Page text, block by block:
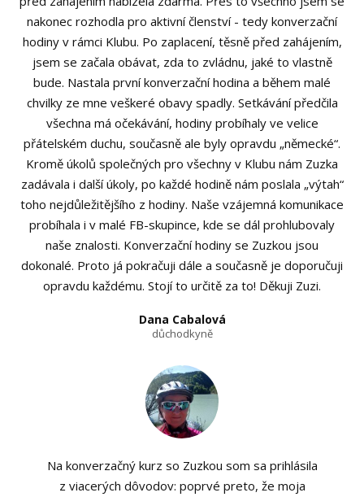
nakonec rozhodla pro aktivní členství - tedy konverzační
hodiny v rámci Klubu. Po zaplacení, těsně před zahájením,
jsem se začala obávat, zda to zvládnu, jaké to vlastně
bude. Nastala první konverzační hodina a během malé
chvilky ze mne veškeré obavy spadly. Setkávání předčila
všechna má očekávání, hodiny probíhaly ve velice
přátelském duchu, současně ale byly opravdu „německé“.
Kromě úkolů společných pro všechny v Klubu nám Zuzka
zadávala i další úkoly, po každé hodině nám poslala „výtah“
toho nejdůležitějšího z hodiny. Naše vzájemná komunikace
probíhala i v malé FB-skupince, kde se dál prohlubovaly
naše znalosti. Konverzační hodiny se Zuzkou jsou
dokonalé. Proto já pokračuji dále a současně je doporučuji
opravdu každému. Stojí to určitě za to! Děkuji Zuzi.
Dana Cabalová
důchodkyně
Na konverzačný kurz so Zuzkou som sa prihlásila
z viacerých dôvodov: poprvé preto, že moja